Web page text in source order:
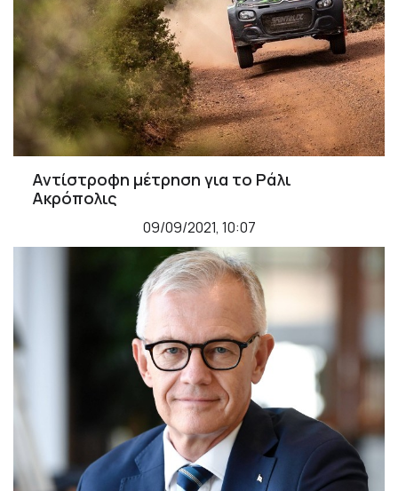
Αντίστροφη μέτρηση για το Ράλι
Ακρόπολις
09/09/2021, 10:07